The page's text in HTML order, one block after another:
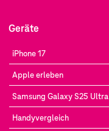
Geräte
iPhone 17
Apple erleben
Samsung Galaxy S25 Ultra
Handyvergleich